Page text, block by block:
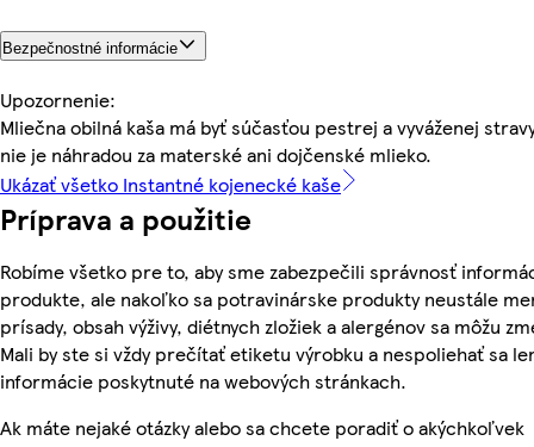
Bezpečnostné informácie
Upozornenie:
Mliečna obilná kaša má byť súčasťou pestrej a vyváženej
nie je náhradou za materské ani dojčenské mlieko.
Ukázať všetko Instantné kojenecké kaše
Príprava a použitie
Robíme všetko pre to, aby sme zabezpečili správnosť
produkte, ale nakoľko sa potravinárske produkty neustále
prísady, obsah výživy, diétnych zložiek a alergénov sa môžu
Mali by ste si vždy prečítať etiketu výrobku a nespoliehať sa
informácie poskytnuté na webových stránkach.
Ak máte nejaké otázky alebo sa chcete poradiť o akýchkoľvek